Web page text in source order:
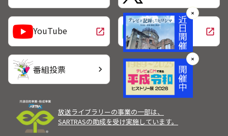
YouTube open_in_new LINE open_in_new
番組投票 chevron_right
放送ライブラリーの事業の一部は、
SARTRASの助成を受け実施しています。
✕
✕